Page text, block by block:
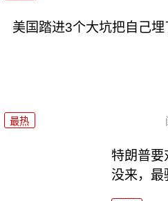
美国踏进3个大坑把自己
最热
特朗普要
没来，最